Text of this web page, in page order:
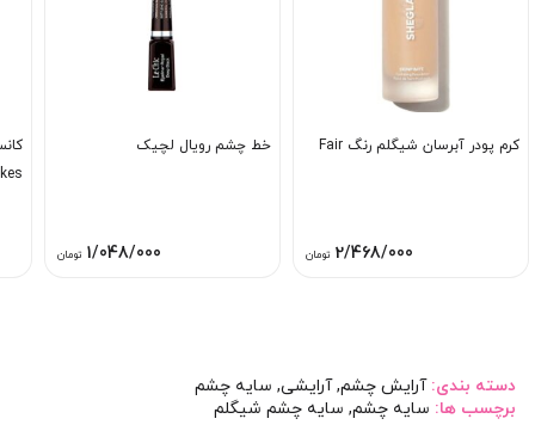
کرم پودر آبرسان شیگلم رنگ Fair
2/468/000 تومان
خط چشم رویال لچیک
1/048/000 تومان
دسته بندی:آرایش چشم,آرایشی, سایه چشم
برچسب ها: سایه چشم, سایه چشم شیگلم